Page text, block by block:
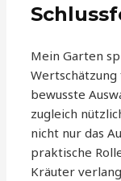
Mein Garten
bewusste
zugleich
nicht nur das
praktische
Kräuter